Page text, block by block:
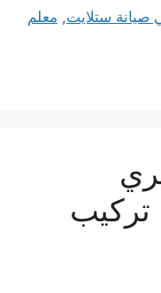
صيانة ستلايت, معلم
فني تركيب